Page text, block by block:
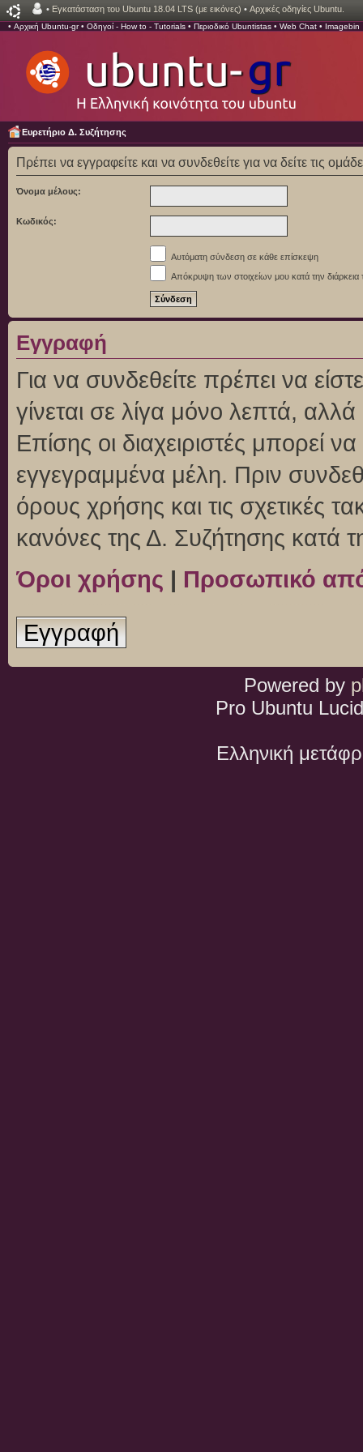
• Εγκατάσταση του Ubuntu 18.04 LTS (με εικόνες) • Αρχικές οδηγίες Ubuntu.
• Αρχική Ubuntu-gr• Οδηγοί - How to - Tutorials • Περιοδικό Ubuntistas • Web Chat • Imagebin
Ευρετήριο Δ. Συζήτησης
Πρέπει να εγγραφείτε και να συνδεθείτε για να δείτε τις
Όνομα μέλους:
Κωδικός:
Αυτόματη σύνδεση σε κάθε επίσκεψη
Απόκρυψη των στοιχείων μου κατά την διάρκεια
Εγγραφή
Για να συνδεθείτε πρέπει να
γίνεται σε λίγα μόνο λεπτά,
Επίσης οι διαχειριστές μπορεί
εγγεγραμμένα μέλη. Πριν
όρους χρήσης και τις σχετικές
κανόνες της Δ. Συζήτησης κατά
Όροι χρήσης | Προσωπικό
Εγγραφή
Powered by
Pro Ubuntu
Ελληνική